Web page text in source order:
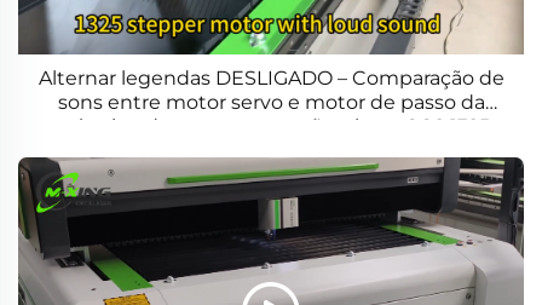
Alternar legendas DESLIGADO – Comparação de
sons entre motor servo e motor de passo da
máquina de corte e gravação a laser CO2 1325